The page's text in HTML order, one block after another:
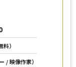
）
/ 映像作家）